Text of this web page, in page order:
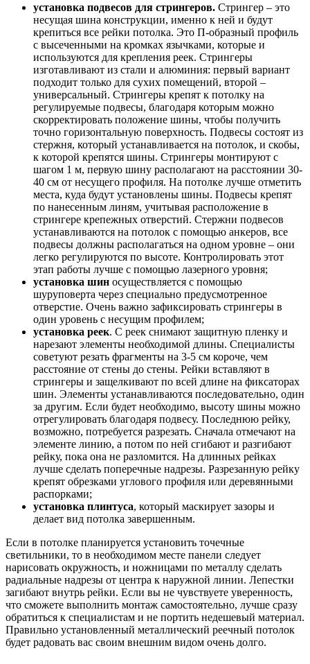
установка подвесов для стрингеров. Стрингер – это
несущая шина конструкции, именно к ней и будут
крепиться все рейки потолка. Это П-образный профиль
с высеченными на кромках язычками, которые и
используются для крепления реек. Стрингеры
изготавливают из стали и алюминия: первый вариант
подходит только для сухих помещений, второй –
универсальный. Стрингеры крепят к потолку на
регулируемые подвесы, благодаря которым можно
скорректировать положение шины, чтобы получить
точно горизонтальную поверхность. Подвесы состоят из
стержня, который устанавливается на потолок, и скобы,
к которой крепятся шины. Стрингеры монтируют с
шагом 1 м, первую шину располагают на расстоянии 30-
40 см от несущего профиля. На потолке лучше отметить
места, куда будут установлены шины. Подвесы крепят
по нанесенным линям, учитывая расположение в
стрингере крепежных отверстий. Стержни подвесов
устанавливаются на потолок с помощью анкеров, все
подвесы должны располагаться на одном уровне – они
легко регулируются по высоте. Контролировать этот
этап работы лучше с помощью лазерного уровня;
установка шин осуществляется с помощью
шуруповерта через специально предусмотренное
отверстие. Очень важно зафиксировать стрингеры в
один уровень с несущим профилем;
установка реек. С реек снимают защитную пленку и
нарезают элементы необходимой длины. Специалисты
советуют резать фрагменты на 3-5 см короче, чем
расстояние от стены до стены. Рейки вставляют в
стрингеры и защелкивают по всей длине на фиксаторах
шин. Элементы устанавливаются последовательно, один
за другим. Если будет необходимо, высоту шины можно
отрегулировать благодаря подвесу. Последнюю рейку,
возможно, потребуется разрезать. Сначала отмечают на
элементе линию, а потом по ней сгибают и разгибают
рейку, пока она не разломится. На длинных рейках
лучше сделать поперечные надрезы. Разрезанную рейку
крепят обрезками углового профиля или деревянными
распорками;
установка плинтуса, который маскирует зазоры и
делает вид потолка завершенным.
Если в потолке планируется установить точечные
светильники, то в необходимом месте панели следует
нарисовать окружность, и ножницами по металлу сделать
радиальные надрезы от центра к наружной линии. Лепестки
загибают внутрь рейки. Если вы не чувствуете уверенность,
что сможете выполнить монтаж самостоятельно, лучше сразу
обратиться к специалистам и не портить недешевый материал.
Правильно установленный металлический реечный потолок
будет радовать вас своим внешним видом очень долго.